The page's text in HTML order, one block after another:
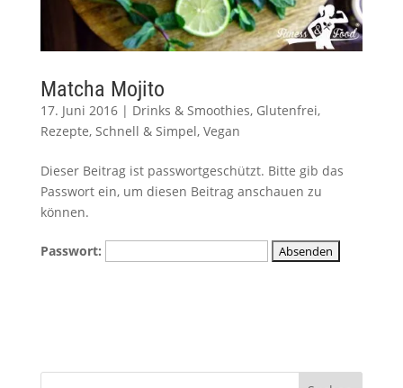
Matcha Mojito
17. Juni 2016| Drinks & Smoothies, Glutenfrei,
Rezepte, Schnell & Simpel, Vegan
Dieser Beitrag ist passwortgeschützt. Bitte gib das
Passwort ein, um diesen Beitrag anschauen zu
können.
Passwort: